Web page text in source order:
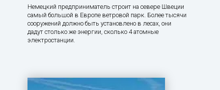
Немецкий предприниматель строит на севере Швеции
самый большой в Европе ветровой парк. Более тысячи
сооружений должно быть установлено в лесах, они
дадут столько же энергии, сколько 4 атомные
электростанции.